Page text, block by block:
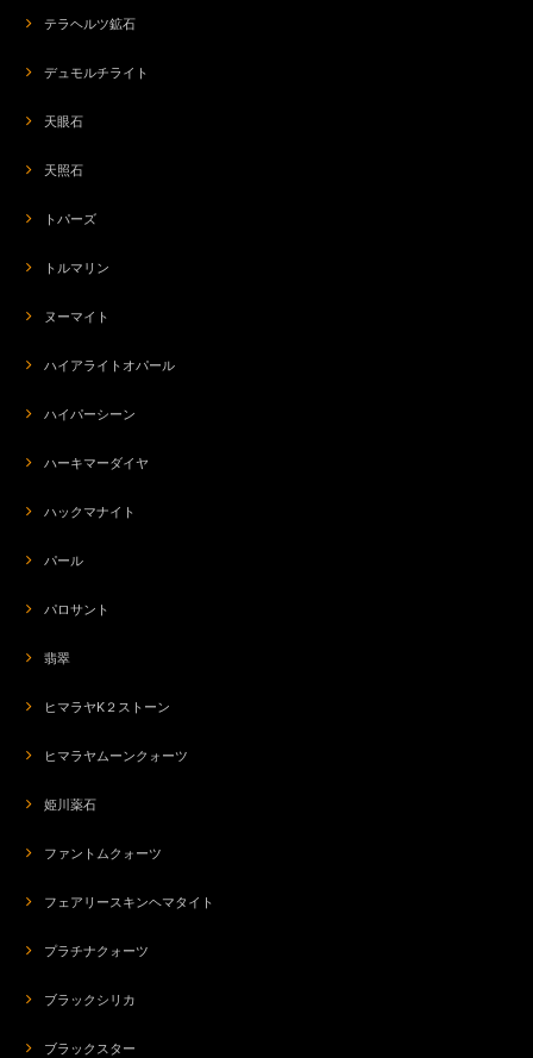
テラヘルツ鉱石
デュモルチライト
天眼石
天照石
トパーズ
トルマリン
ヌーマイト
ハイアライトオパール
ハイパーシーン
ハーキマーダイヤ
ハックマナイト
パール
パロサント
翡翠
ヒマラヤK２ストーン
ヒマラヤムーンクォーツ
姫川薬石
ファントムクォーツ
フェアリースキンヘマタイト
プラチナクォーツ
ブラックシリカ
ブラックスター